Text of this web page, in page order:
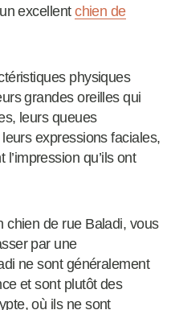
excellentchien de
physiques
grandes oreilles qui
leurs queues
expressions faciales,
qu’ils ont
chien de rue Baladi, vous
par une
ne sont généralement
et sont plutôt des
où ils ne sont